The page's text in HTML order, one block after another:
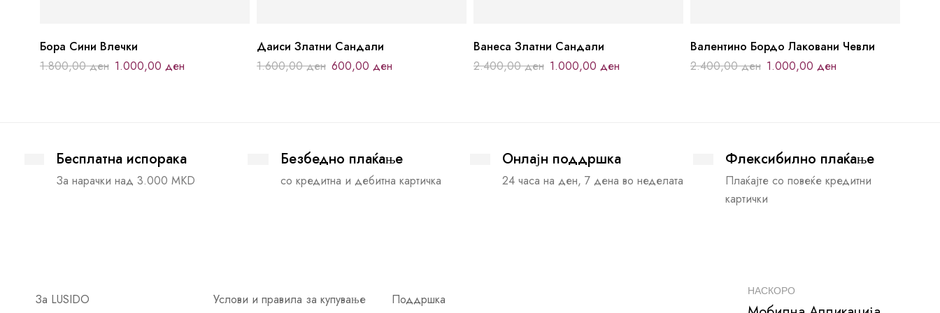
Бора Сини Влечки
1.800,00ден 1.000,00 ден
Даиси Златни Сандали
1.600,00ден 600,00 ден
Ванеса Златни Сандали
2.400,00ден 1.000,00 ден
Валентино Бордо Лаковани Чевли
2.400,00ден 1.000,00 ден
Бесплатна испорака
За нарачки над 3.000 MKD
Безбедно плаќање
со кредитна и дебитна картичка
Онлајн поддршка
24 часа на ден, 7 дена во неделата
Флексибилно плаќање
Плаќајте со повеќе кредитни
картички
За LUSIDO Услови и правила за купување Поддршка
НАСКОРО